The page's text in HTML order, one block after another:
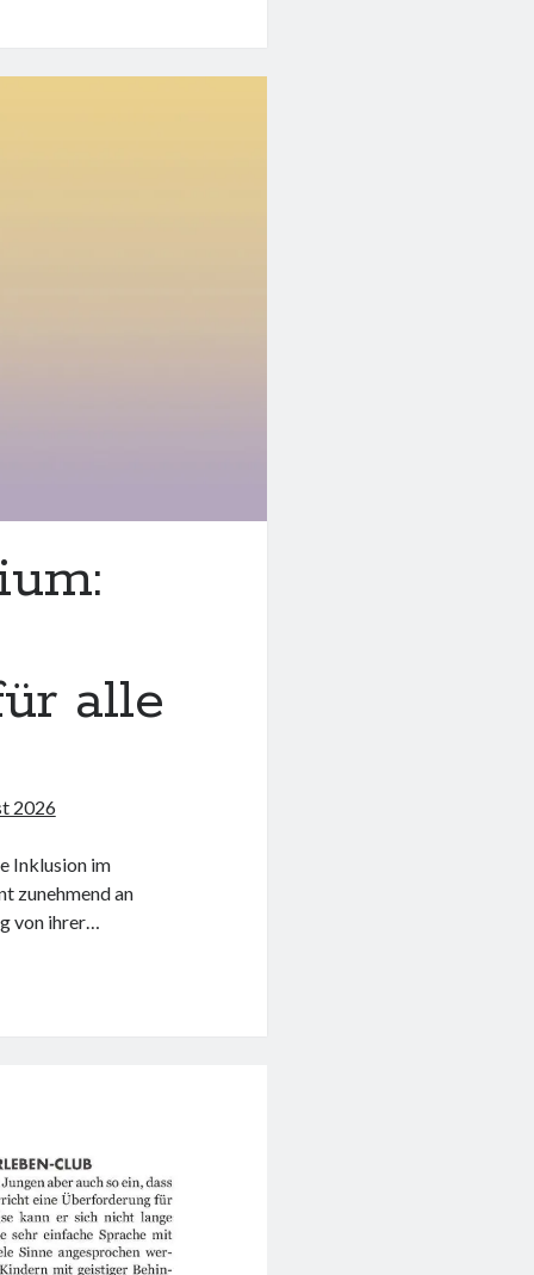
alle
2026
Inklusion im
zunehmend an
von ihrer…